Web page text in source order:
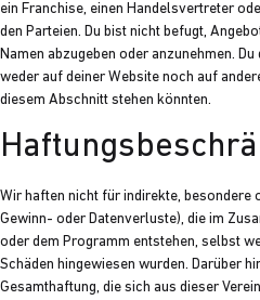
ein Franchise, einen Handelsvertreter
den Parteien. Du bist nicht befugt,
Namen abzugeben oder anzunehmen.
weder auf deiner Website noch auf
diesem Abschnitt stehen könnten.
Wir haften nicht für indirekte, besondere
Gewinn- oder Datenverluste), die im
oder dem Programm entstehen, selbst
Schäden hingewiesen wurden. Darüber
Gesamthaftung, die sich aus dieser